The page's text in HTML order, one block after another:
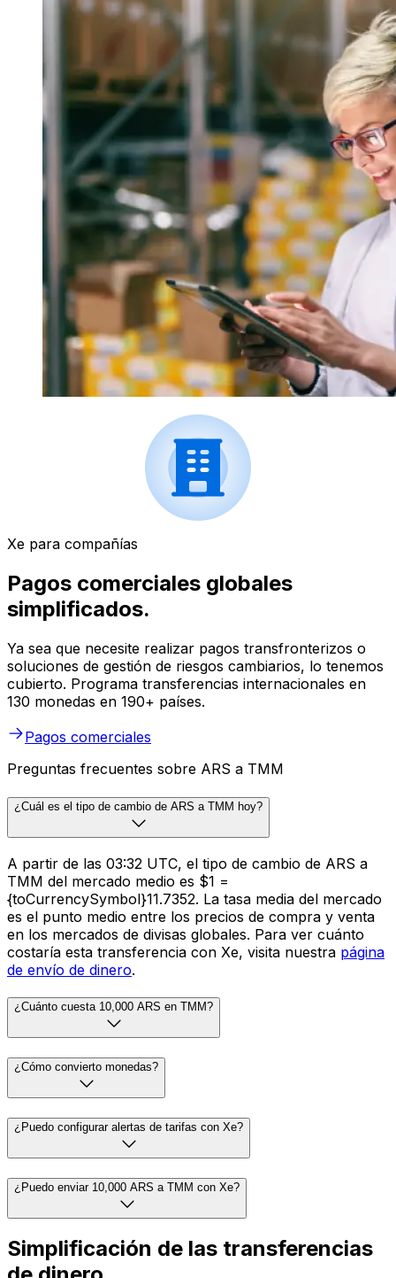
Xe para compañías
Pagos comerciales globales
simplificados.
Ya sea que necesite realizar pagos transfronterizos o
soluciones de gestión de riesgos cambiarios, lo tenemos
cubierto. Programa transferencias internacionales en
130 monedas en 190+ países.
Pagos comerciales
Preguntas frecuentes sobre ARS a TMM
¿Cuál es el tipo de cambio de ARS a TMM hoy?
A partir de las 03:32 UTC, el tipo de cambio de ARS a
TMM del mercado medio es $1 =
{toCurrencySymbol}11.7352. La tasa media del mercado
es el punto medio entre los precios de compra y venta
en los mercados de divisas globales. Para ver cuánto
costaría esta transferencia con Xe, visita nuestra página
de envío de dinero.
¿Cuánto cuesta 10,000 ARS en TMM?
¿Cómo convierto monedas?
¿Puedo configurar alertas de tarifas con Xe?
¿Puedo enviar 10,000 ARS a TMM con Xe?
Simplificación de las transferencias